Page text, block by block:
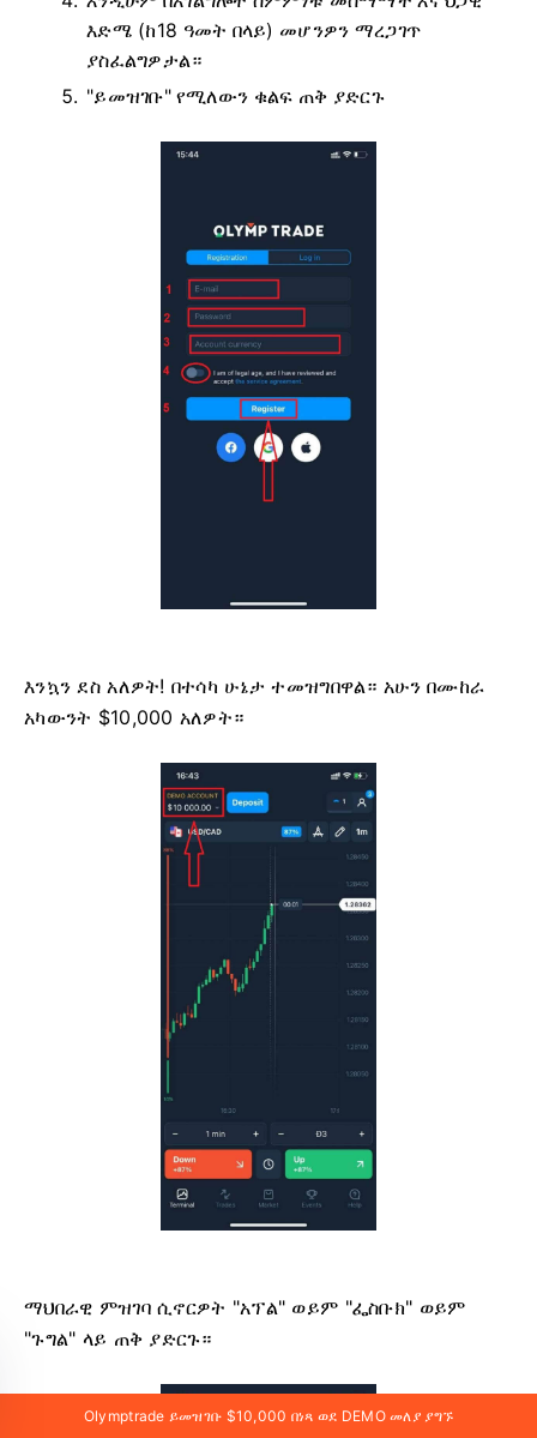
እድሜ (ከ18 ዓመት በላይ) መሆንዎን ማረጋገጥ
ያስፈልግዎታል።
"ይመዝገቡ" የሚለውን ቁልፍ ጠቅ ያድርጉ
እንኳን ደስ አለዎት! በተሳካ ሁኔታ ተመዝግበዋል። አሁን በሙከራ
አካውንት $10,000 አለዎት።
ማህበራዊ ምዝገባ ሲኖርዎት "አፕል" ወይም "ፌስቡክ" ወይም
"ጉግል" ላይ ጠቅ ያድርጉ።
Olymptrade ይመዝገቡ $10,000 በነጻ ወደ DEMO መለያ ያግኙ